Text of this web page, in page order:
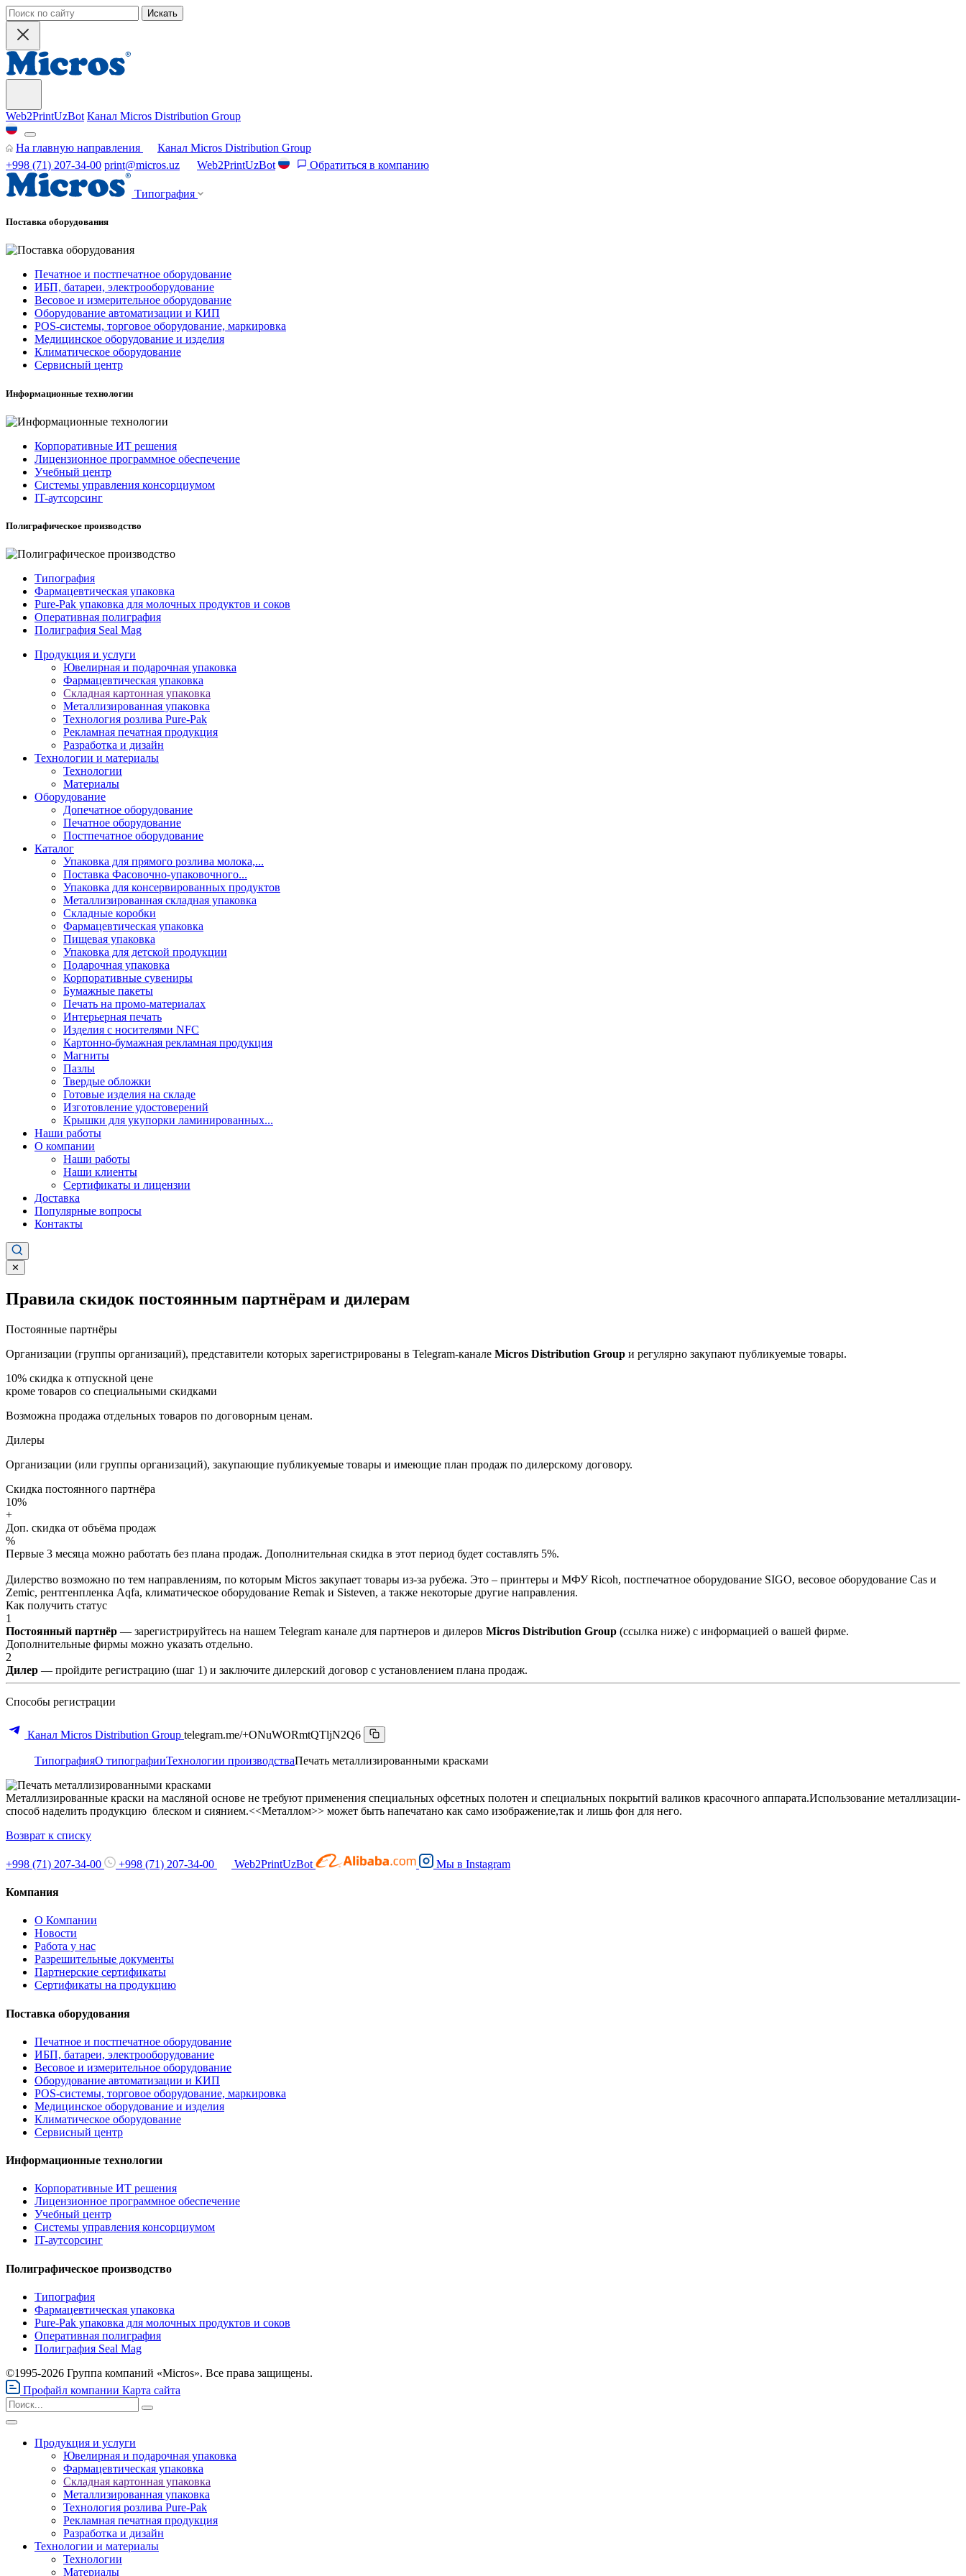
Искать
Web2PrintUzBot Канал Micros Distribution Group
На главную направления
Канал Micros Distribution Group
+998 (71) 207-34-00 print@micros.uz Web2PrintUzBot Обратиться в компанию
Типография
Поставка оборудования
Печатное и постпечатное оборудование
ИБП, батареи, электрооборудование
Весовое и измерительное оборудование
Оборудование автоматизации и КИП
POS-системы, торговое оборудование, маркировка
Медицинское оборудование и изделия
Климатическое оборудование
Сервисный центр
Информационные технологии
Корпоративные ИТ решения
Лицензионное программное обеспечение
Учебный центр
Системы управления консорциумом
IT-аутсорсинг
Полиграфическое производство
Типография
Фармацевтическая упаковка
Pure-Pak упаковка для молочных продуктов и соков
Оперативная полиграфия
Полиграфия Seal Mag
Продукция и услуги
Ювелирная и подарочная упаковка
Фармацевтическая упаковка
Складная картонная упаковка
Металлизированная упаковка
Технология розлива Pure-Pak
Рекламная печатная продукция
Разработка и дизайн
Технологии и материалы
Технологии
Материалы
Оборудование
Допечатное оборудование
Печатное оборудование
Постпечатное оборудование
Каталог
Упаковка для прямого розлива молока,...
Поставка Фасовочно-упаковочного...
Упаковка для консервированных продуктов
Металлизированная складная упаковка
Складные коробки
Фармацевтическая упаковка
Пищевая упаковка
Упаковка для детской продукции
Подарочная упаковка
Корпоративные сувениры
Бумажные пакеты
Печать на промо-материалах
Интерьерная печать
Изделия с носителями NFC
Картонно-бумажная рекламная продукция
Магниты
Пазлы
Твердые обложки
Готовые изделия на складе
Изготовление удостоверений
Крышки для укупорки ламинированных...
Наши работы
О компании
Наши работы
Наши клиенты
Сертификаты и лицензии
Доставка
Популярные вопросы
Контакты
✕
Правила скидок постоянным партнёрам и дилерам
Постоянные партнёры
Организации (группы организаций), представители которых зарегистрированы в Telegram-канале Micros Distribution Group и регулярно закупают публикуемые товары.
10% скидка к отпускной цене
кроме товаров со специальными скидками
Возможна продажа отдельных товаров по договорным ценам.
Дилеры
Организации (или группы организаций), закупающие публикуемые товары и имеющие план продаж по дилерскому договору.
Скидка постоянного партнёра
10%
+
Доп. скидка от объёма продаж
%
Первые 3 месяца можно работать без плана продаж. Дополнительная скидка в этот период будет составлять 5%.
Дилерство возможно по тем направлениям, по которым Micros закупает товары из-за рубежа. Это – принтеры и МФУ Ricoh, постпечатное оборудование SIGO, весовое оборудование Cas и
Zemic, рентгенпленка Aqfa, климатическое оборудование Remak и Sisteven, а также некоторые другие направления.
Как получить статус
1
Постоянный партнёр — зарегистрируйтесь на нашем Telegram канале для партнеров и дилеров Micros Distribution Group (ссылка ниже) с информацией о вашей фирме.
Дополнительные фирмы можно указать отдельно.
2
Дилер — пройдите регистрацию (шаг 1) и заключите дилерский договор с установлением плана продаж.
Способы регистрации
Канал Micros Distribution Group telegram.me/+ONuWORmtQTljN2Q6
ТипографияО типографииТехнологии производстваПечать металлизированными красками
Металлизированные краски на масляной основе не требуют применения специальных офсетных полотен и специальных покрытий валиков красочного аппарата.Использование металлизации-
способ наделить продукцию блеском и сиянием.<<Металлом>> может быть напечатано как само изображение,так и лишь фон для него.
Возврат к списку
+998 (71) 207-34-00 +998 (71) 207-34-00 Web2PrintUzBot Мы в Instagram
Компания
О Компании
Новости
Работа у нас
Разрешительные документы
Партнерские сертификаты
Сертификаты на продукцию
Поставка оборудования
Печатное и постпечатное оборудование
ИБП, батареи, электрооборудование
Весовое и измерительное оборудование
Оборудование автоматизации и КИП
POS-системы, торговое оборудование, маркировка
Медицинское оборудование и изделия
Климатическое оборудование
Сервисный центр
Информационные технологии
Корпоративные ИТ решения
Лицензионное программное обеспечение
Учебный центр
Системы управления консорциумом
IT-аутсорсинг
Полиграфическое производство
Типография
Фармацевтическая упаковка
Pure-Pak упаковка для молочных продуктов и соков
Оперативная полиграфия
Полиграфия Seal Mag
©1995-2026 Группа компаний «Micros». Все права защищены.
Профайл компании Карта сайта
Продукция и услуги
Ювелирная и подарочная упаковка
Фармацевтическая упаковка
Складная картонная упаковка
Металлизированная упаковка
Технология розлива Pure-Pak
Рекламная печатная продукция
Разработка и дизайн
Технологии и материалы
Технологии
Материалы